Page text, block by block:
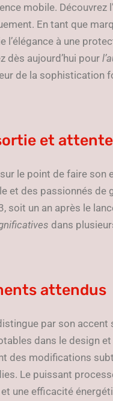
mobile.
En tant que
l’élégance à une
dès aujourd’hui pour
de la sophistication
et
sur le point de faire
et des passionnés
soit un an après le
dans
attendus
par son
dans le design
des modifications
Le puissant
une efficacité